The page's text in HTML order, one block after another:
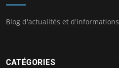
Blog d'actualités et d'informations
CATÉGORIES